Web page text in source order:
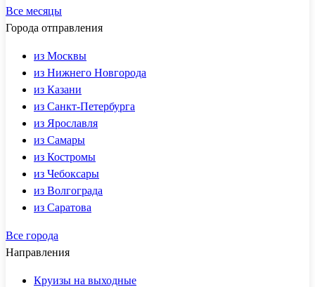
Все месяцы
Города отправления
из Москвы
из Нижнего Новгорода
из Казани
из Санкт-Петербурга
из Ярославля
из Самары
из Костромы
из Чебоксары
из Волгограда
из Саратова
Все города
Направления
Круизы на выходные